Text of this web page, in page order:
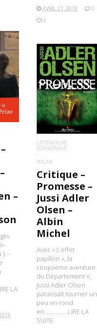
AVRIL 21, 2018
0
0
–
} --
LA
LIRE LA SUITE
LITTÉRATURE
SCANDINAVE
POLAR
Critique –
Promesse –
Jussi Adler
Olsen –
Albin
Michel
Avec « L’effet
papillon », la
cinquième aventure
du Département V,
Jussi Adler Olsen
paraissait tourner un
peu en rond
en…………….LIRE LA
SUITE